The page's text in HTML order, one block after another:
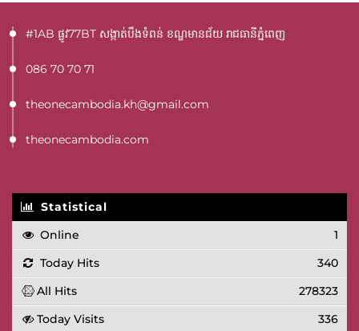
#1AB ផ្លូវ77BT​ សង្កាត់បឹងទំពន់ ខណ្ឌមានជ័យ រាជធានីភ្នំពេញ
086 70 70 71
theonecambodia.kh@gmail.com
theonecambodia.com
Statistical
Online
1
Today Hits
340
All Hits
278323
Today Visits
336